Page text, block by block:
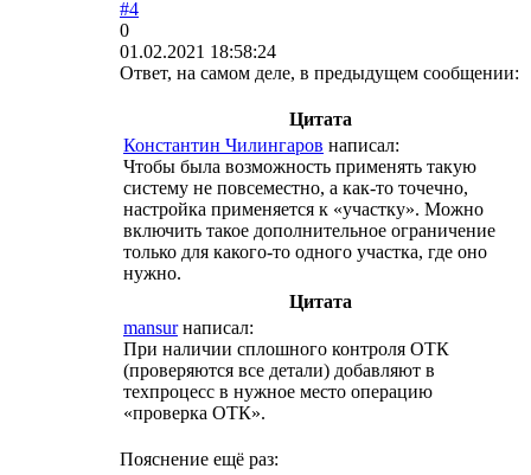
#4
0
01.02.2021 18:58:24
Ответ, на самом деле, в предыдущем сообщении:
Цитата
Константин Чилингаров написал:
Чтобы была возможность применять такую
систему не повсеместно, а как-то точечно,
настройка применяется к «участку». Можно
включить такое дополнительное ограничение
только для какого-то одного участка, где оно
нужно.
Цитата
mansurнаписал:
При наличии сплошного контроля ОТК
(проверяются все детали) добавляют в
техпроцесс в нужное место операцию
«проверка ОТК».
Пояснение ещё раз: